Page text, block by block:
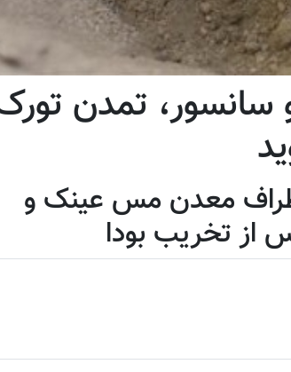
تمدن
معدن مس عینک و
از تخریب بودا